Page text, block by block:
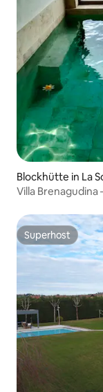
Blockhütte in La
Villa
Superhost
Superhost